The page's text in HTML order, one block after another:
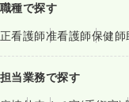
職種で探す
正看護師准看護師保健師
担当業務で探す